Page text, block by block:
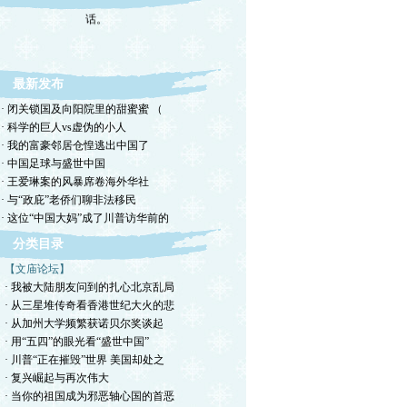
话。
最新发布
· 闭关锁国及向阳院里的甜蜜蜜 （
· 科学的巨人vs虚伪的小人
· 我的富豪邻居仓惶逃出中国了
· 中国足球与盛世中国
· 王爱琳案的风暴席卷海外华社
· 与“政庇”老侨们聊非法移民
· 这位“中国大妈”成了川普访华前的
分类目录
【文庙论坛】
· 我被大陆朋友问到的扎心北京乱局
· 从三星堆传奇看香港世纪大火的悲
· 从加州大学频繁获诺贝尔奖谈起
· 用“五四”的眼光看“盛世中国”
· 川普“正在摧毁”世界 美国却处之
· 复兴崛起与再次伟大
· 当你的祖国成为邪恶轴心国的首恶